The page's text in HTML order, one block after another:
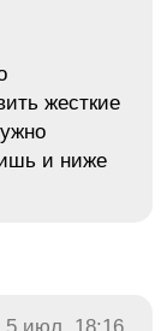
жесткие
и ниже